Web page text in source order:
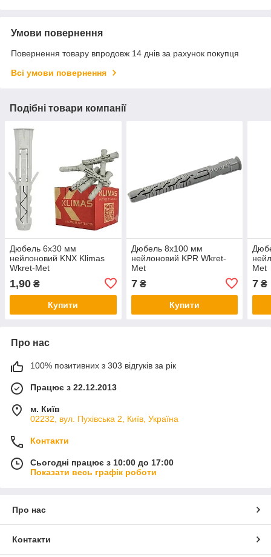
Умови повернення
Повернення товару впродовж 14 днів за рахунок покупця
Всі умови повернення
Подібні товари компанії
Дюбель 6х30 мм
нейлоновий KNX Klimas
Wkret-Met
1,90 ₴
Купити
Дюбель 8х100 мм
нейлоновий KPR Wkret-
Met
7₴
Купити
Met
7 ₴
Про нас
100% позитивних з 303 відгуків за рік
Працює з 22.12.2013
м. Київ
02232, вул. Пухівська 2, Київ, Україна
Контакти
Сьогодні працює з 10:00 до 17:00
Показати весь графік роботи
Про нас
Контакти